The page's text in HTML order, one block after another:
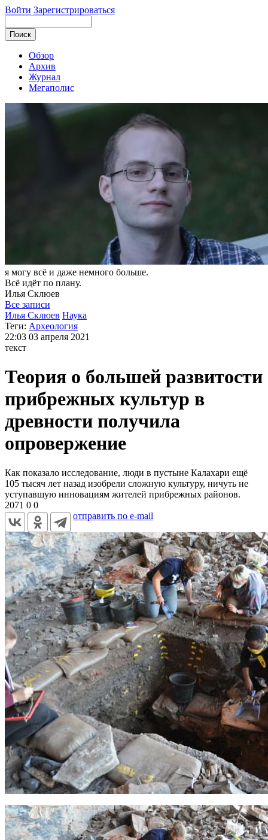
Войти Зарегистрироваться
Обзор
Архив
Журнал
Мегаполис
я могу всё и даже немного больше.
Всё идёт по плану.
Илья Склюев
Все записи
Илья Склюев Наука
Теги: Археология
22:03 03 апреля 2021
текст
Теория о большей развитости
прибрежных культур в
древности получила
опровержение
Как показало исследование, люди в пустыне Калахари ещё
105 тысяч лет назад изобрели сложную культуру, ничуть не
уступавшую инновациям жителей прибрежных районов.
2071 0 0
отправить по e-mail